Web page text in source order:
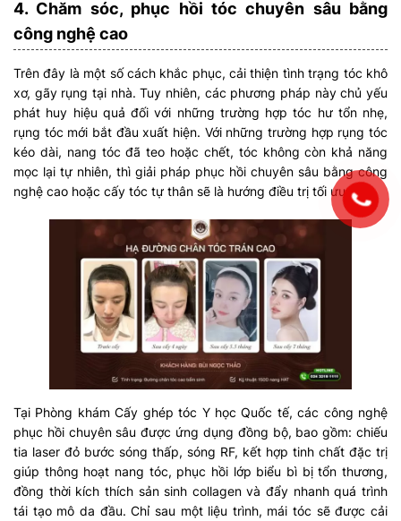
4. Chăm sóc, phục hồi tóc chuyên sâu bằng
công nghệ cao
Trên đây là một số cách khắc phục, cải thiện tình trạng tóc khô
xơ, gãy rụng tại nhà. Tuy nhiên, các phương pháp này chủ yếu
phát huy hiệu quả đối với những trường hợp tóc hư tổn nhẹ,
rụng tóc mới bắt đầu xuất hiện. Với những trường hợp rụng tóc
kéo dài, nang tóc đã teo hoặc chết, tóc không còn khả năng
mọc lại tự nhiên, thì giải pháp phục hồi chuyên sâu bằng công
nghệ cao hoặc cấy tóc tự thân sẽ là hướng điều trị tối ưu hơn.
Tại Phòng khám Cấy ghép tóc Y học Quốc tế, các công nghệ
phục hồi chuyên sâu được ứng dụng đồng bộ, bao gồm: chiếu
tia laser đỏ bước sóng thấp, sóng RF, kết hợp tinh chất đặc trị
giúp thông hoạt nang tóc, phục hồi lớp biểu bì bị tổn thương,
đồng thời kích thích sản sinh collagen và đẩy nhanh quá trình
tái tạo mô da đầu. Chỉ sau một liệu trình, mái tóc sẽ được cải